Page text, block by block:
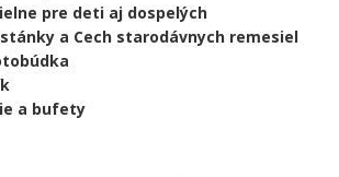
pre deti aj dospelých
a Cech starodávnych remesiel
a bufety